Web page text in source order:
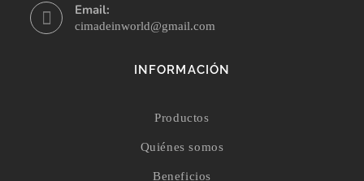
Email:
cimadeinworld@gmail.com
INFORMACIÓN
Productos
Quiénes somos
Beneficios